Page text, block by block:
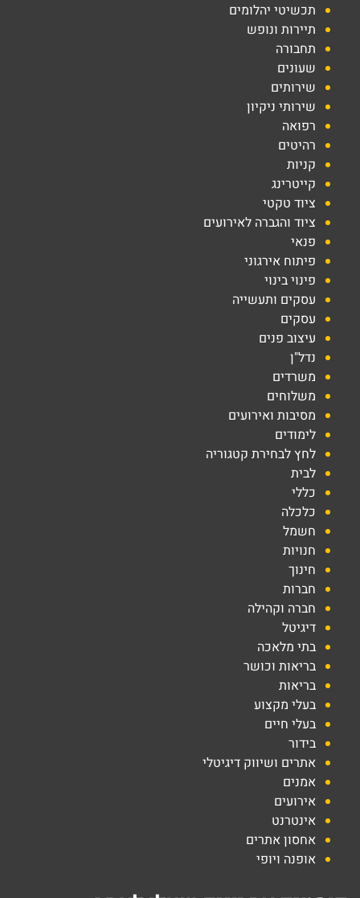
תכשיטי יהלומים
תיירות ונופש
תחבורה
שעונים
שירותים
שירותי ניקיון
רפואה
רהיטים
קניות
קייטרינג
ציוד טקטי
ציוד והגברה לאירועים
פנאי
פיתוח אירגוני
פינוי בינוי
עסקים ותעשייה
עסקים
עיצוב פנים
נדל"ן
משרדים
משלוחים
מסיבות ואירועים
לימודים
לחץ לבחירת קטגוריה
לבית
כללי
כלכלה
חשמל
חנויות
חינוך
חברות
חברה וקהילה
דיגיטל
בתי מלאכה
בריאות וכושר
בריאות
בעלי מקצוע
בעלי חיים
בידור
אתרים ושיווק דיגיטלי
אמנים
אירועים
אינטרנט
אחסון אתרים
אופנה ויופי